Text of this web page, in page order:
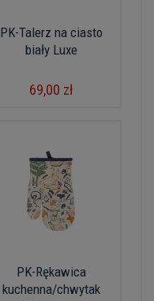
PK-Talerz na ciasto
biały Luxe
69,00 zł
PK-Rękawica
kuchenna/chwytak